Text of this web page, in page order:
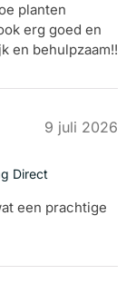
planten
erg goed en
en behulpzaam!!
9 juli 2026
Direct
een prachtige